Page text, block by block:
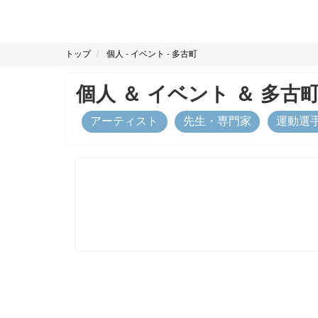
トップ 個人 - イベント - 多古町
個人 ＆ イベント ＆ 多古
アーティスト 先生・専門家 運動選